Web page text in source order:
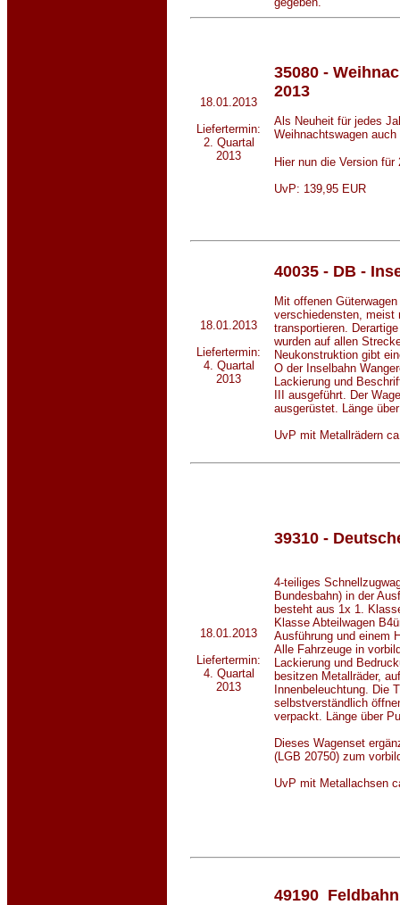
18.01.2013
Liefertermin:
2. Quartal
2013
35080 -
2013
Als Neuheit für jedes
Weihnachtswagen
Hier nun die Version für
UvP: 139,95 EUR
18.01.2013
Liefertermin:
4. Quartal
2013
40035 - DB -
Mit offenen
verschiedensten, meist
transportieren.
wurden auf allen
Neukonstruktion gibt
O der Inselbahn
Lackierung und
III ausgeführt. Der
ausgerüstet. Länge
UvP mit Metallrädern
18.01.2013
Liefertermin:
4. Quartal
2013
39310 -
4-teiliges
Bundesbahn) in der
besteht aus 1x 1.
Klasse Abteilwagen
Ausführung und einem
Alle Fahrzeuge in
Lackierung und
besitzen Metallräder,
Innenbeleuchtung. Die
selbstverständlich
verpackt. Länge über
Dieses Wagenset
(LGB 20750) zum
UvP mit Metallachsen
49190 Feldbahn